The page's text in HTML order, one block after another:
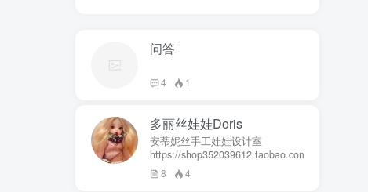
问答
4 1
多丽丝娃娃Doris
安蒂妮丝手工娃娃设计室
https://shop352039612.taobao.com
8 4